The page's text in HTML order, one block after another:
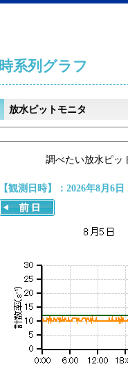
時系列グラフ
放水ピットモニタ
調べたい放水ピッ
【観測日時】：2026年8月6日